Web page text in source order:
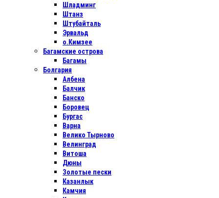
Шладминг
Штанз
Штубайталь
Эрвальд
о.Кимзее
Багамские острова
Багамы
Болгария
Албена
Балчик
Банско
Боровец
Бургас
Варна
Велико Тырново
Велинград
Витоша
Дюны
Золотые пески
Казанлык
Камчия